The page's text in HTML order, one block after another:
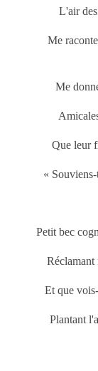
L'air
Me
Me
Que leur
«
Petit bec
Réclamant
Et que
Plantant